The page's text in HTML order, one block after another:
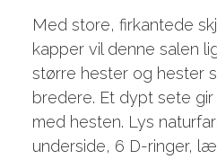
Med store, firkantede
kapper vil denne salen
større hester og hester
bredere. Et dypt sete
med hesten. Lys
underside, 6 D-ringer,